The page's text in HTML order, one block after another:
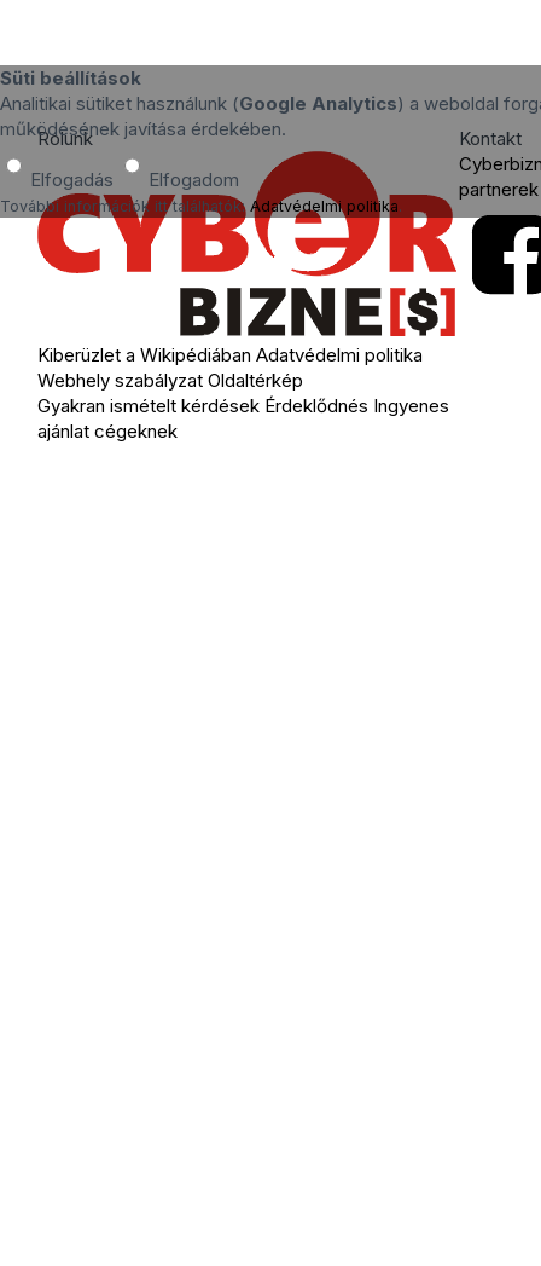
Süti beállítások
Analitikai sütiket használunk (Google Analytics) a weboldal
működésének javítása érdekében.
Elfogadás Elfogadom
További információk itt találhatók: Adatvédelmi politika.
Rólunk
Kiberüzlet a Wikipédiában Adatvédelmi politika
Webhely szabályzat Oldaltérkép
Gyakran ismételt kérdések Érdeklődnés Ingyenes
ajánlat cégeknek
Kontakt
partnerek